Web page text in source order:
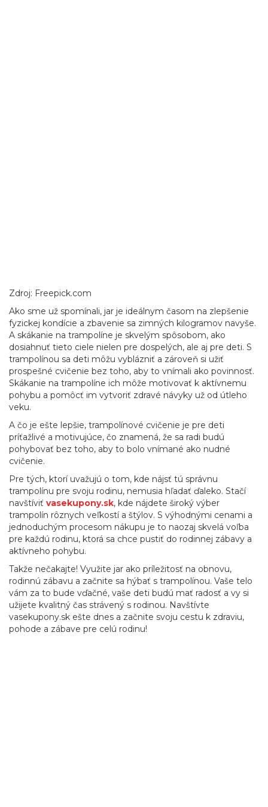
Zdroj: Freepick.com
Ako sme už spomínali, jar je ideálnym časom na zlepšenie
fyzickej kondície a zbavenie sa zimných kilogramov navyše.
A skákanie na trampolíne je skvelým spôsobom, ako
dosiahnuť tieto ciele nielen pre dospelých, ale aj pre deti. S
trampolínou sa deti môžu vyblázniť a zároveň si užiť
prospešné cvičenie bez toho, aby to vnímali ako povinnosť.
Skákanie na trampolíne ich môže motivovať k aktívnemu
pohybu a pomôcť im vytvoriť zdravé návyky už od útleho
veku.
A čo je ešte lepšie, trampolínové cvičenie je pre deti
príťažlivé a motivujúce, čo znamená, že sa radi budú
pohybovať bez toho, aby to bolo vnímané ako nudné
cvičenie.
Pre tých, ktorí uvažujú o tom, kde nájsť tú správnu
trampolínu pre svoju rodinu, nemusia hľadať ďaleko. Stačí
navštíviť vasekupony.sk, kde nájdete široký výber
trampolín rôznych veľkostí a štýlov. S výhodnými cenami a
jednoduchým procesom nákupu je to naozaj skvelá voľba
pre každú rodinu, ktorá sa chce pustiť do rodinnej zábavy a
aktívneho pohybu.
Takže nečakajte! Využite jar ako príležitosť na obnovu,
rodinnú zábavu a začnite sa hýbať s trampolínou. Vaše telo
vám za to bude vďačné, vaše deti budú mať radosť a vy si
užijete kvalitný čas strávený s rodinou. Navštívte
vasekupony.sk ešte dnes a začnite svoju cestu k zdraviu,
pohode a zábave pre celú rodinu!